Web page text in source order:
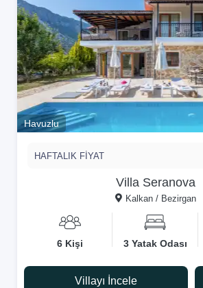
Havuzlu
Villa Seranova
Kalkan / Bezirgan
HAFTALIK FİYAT
6 Kişi 3 Yatak Odası
Villayı İncele